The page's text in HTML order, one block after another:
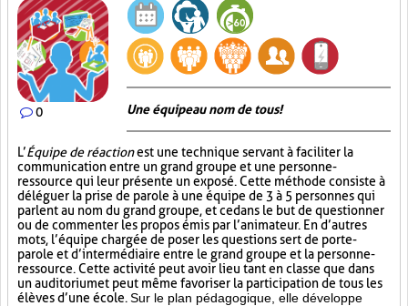
0 Une équipe au nom de tous!
L’Équipe de réactionest une technique servant à faciliter la
communication entre un grand groupe et une personne-
ressource qui leur présente un exposé. Cette méthode consiste à
déléguer la prise de parole à une équipe de 3 à 5 personnes qui
parlent au nom du grand groupe, et ce dans le but de questionner
ou de commenter les propos émis par l’animateur. En d’autres
mots, l’équipe chargée de poser les questions sert de porte-
parole et d’intermédiaire entre le grand groupe et la personne-
ressource. Cette activité peut avoir lieu tant en classe que dans
un auditorium et peut même favoriser la participation de tous les
élèves d’une école. Sur le plan pédagogique, elle développe